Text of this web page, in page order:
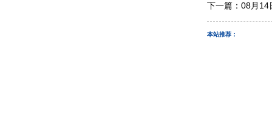
下一篇： 08月14
本站推荐：